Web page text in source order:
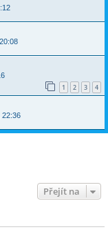
1 2 3 4
22:36
Přejít na